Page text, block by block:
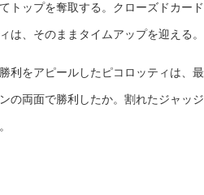
トップを奪取する。クローズドカー
は、そのままタイムアップを迎える。
利をアピールしたピコロッティは、
の両面で勝利したか。割れたジャッ